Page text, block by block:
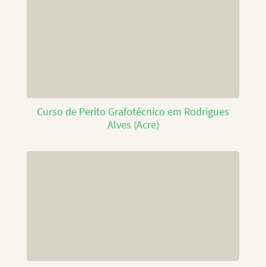
Curso de Perito Grafotécnico em Rodrigues
Alves (Acre)